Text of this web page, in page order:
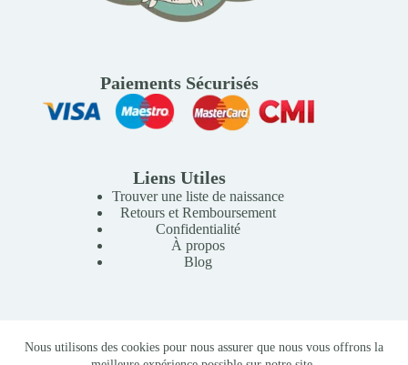
Nous utilisons des cookies pour nous assurer que nous vous offrons la
Paiements Sécurisés
Liens Utiles
Trouver une liste de naissance
Retours et Remboursement
Confidentialité
À propos
Blog
Copyright © 2026 Mille Lunes - Création du site :
Baptiste
-Conditions Générales de Vente